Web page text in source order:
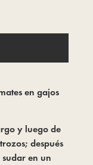
en gajos
y luego de
después
en un